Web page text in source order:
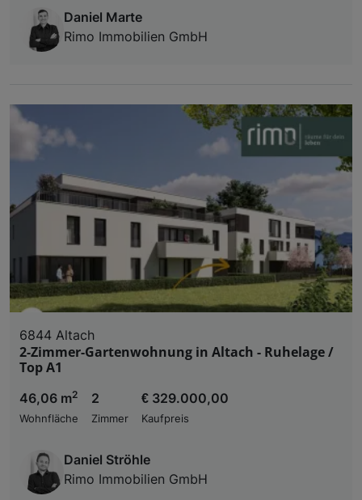
Daniel Marte
Rimo Immobilien GmbH
6844 Altach
2-Zimmer-Gartenwohnung in Altach - Ruhelage /
Top A1
46,06 m2
Wohnfläche
2
Zimmer
€ 329.000,00
Kaufpreis
Daniel Ströhle
Rimo Immobilien GmbH